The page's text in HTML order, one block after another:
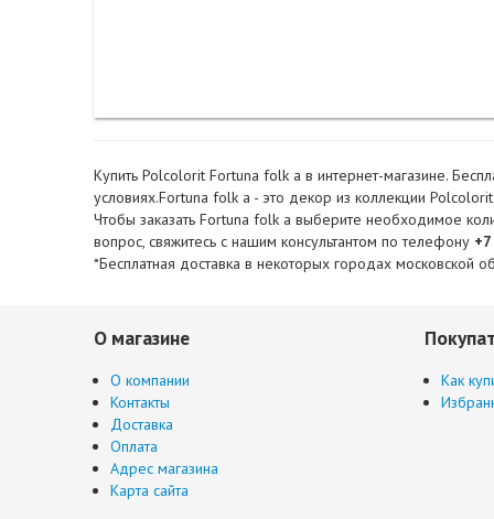
Купить Polcolorit Fortuna folk a в интернет-магазине.
условиях.Fortuna folk a - это декор из коллекции
Чтобы заказать Fortuna folk a выберите необходимое
вопрос, свяжитесь с нашим консультантом по телефону
*Бесплатная доставка в некоторых городах московской
О магазине
О компании
Контакты
Доставка
Оплата
Адрес магазина
Карта сайта
Как